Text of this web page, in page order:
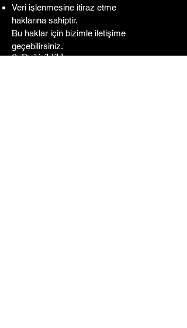
Veri işlenmesine itiraz etme
haklarına sahiptir.
Bu haklar için bizimle iletişime
geçebilirsiniz.
9. Değişiklikler